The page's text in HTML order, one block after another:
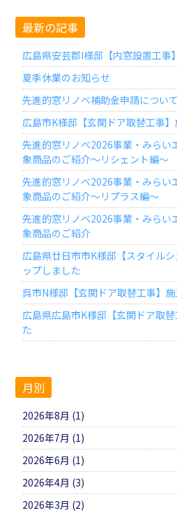
最新の記事
広島県安芸郡I様邸【内窓設置工事
夏季休業のお知らせ
先進的窓リノベ補助金申請について
広島市K様邸【玄関ドア取替工事
先進的窓リノベ2026事業・みら
象商品のご紹介～リシェント編～
先進的窓リノベ2026事業・みら
象商品のご紹介～リプラス編～
先進的窓リノベ2026事業・みら
象商品のご紹介
広島県廿日市市K様邸【スタイル
ップしました
呉市N様邸【玄関ドア取替工事】
広島県広島市K様邸【玄関ドア取
た
月別
2026年8月 (1)
2026年7月 (1)
2026年6月 (1)
2026年4月 (3)
2026年3月 (2)